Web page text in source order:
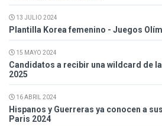
13 JULIO 2024
Plantilla Korea femenino - Juegos
15 MAYO 2024
Candidatos a recibir una wildcard de la
2025
16 ABRIL 2024
Hispanos y Guerreras ya conocen a
Paris 2024